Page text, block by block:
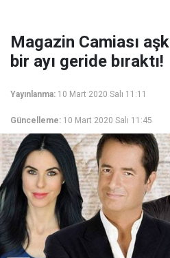
Magazin Camiası
bir ayı geride bıraktı!
Yayınlanma: 10 Mart 2020 Salı 11:11
Güncelleme: 10 Mart 2020 Salı 11:45